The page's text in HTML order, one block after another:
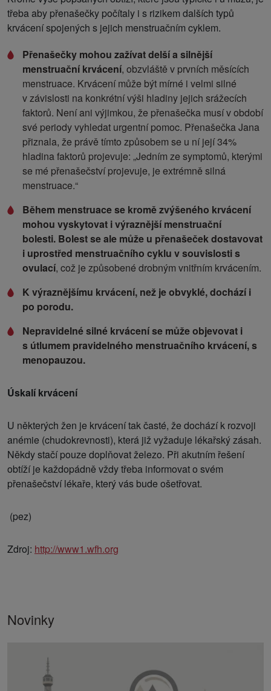
třeba aby přenašečky počítaly i s rizikem dalších typů
krvácení spojených s jejich menstruačním cyklem.
Přenašečky mohou zažívat delší a silnější
menstruační krvácení, obzvláště v prvních měsících
menstruace. Krvácení může být mírné i velmi silné
v závislosti na konkrétní výši hladiny jejich srážecích
faktorů. Není ani výjimkou, že přenašečka musí v období
své periody vyhledat urgentní pomoc. Přenašečka Jana
přiznala, že právě tímto způsobem se u ní její 34%
hladina faktorů projevuje: „Jedním ze symptomů, kterými
se mé přenašečství projevuje, je extrémně silná
menstruace.“
Během menstruace se kromě zvýšeného krvácení
mohou vyskytovat i výraznější menstruační
bolesti. Bolest se ale může u přenašeček dostavovat
i uprostřed menstruačního cyklu v souvislosti s
ovulací, což je způsobené drobným vnitřním krvácením.
K výraznějšímu krvácení, než je obvyklé, dochází i
po porodu.
Nepravidelné silné krvácení se může objevovat i
s útlumem pravidelného menstruačního krvácení, s
menopauzou.
Úskalí krvácení
U některých žen je krvácení tak časté, že dochází k rozvoji
anémie (chudokrevnosti), která již vyžaduje lékařský zásah.
Někdy stačí pouze doplňovat železo. Při akutním řešení
obtíží je každopádně vždy třeba informovat o svém
přenašečství lékaře, který vás bude ošetřovat.
(pez)
Zdroj: http://www1.wfh.org
Novinky